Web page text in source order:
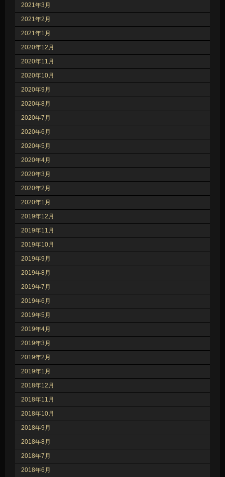
2021年3月
2021年2月
2021年1月
2020年12月
2020年11月
2020年10月
2020年9月
2020年8月
2020年7月
2020年6月
2020年5月
2020年4月
2020年3月
2020年2月
2020年1月
2019年12月
2019年11月
2019年10月
2019年9月
2019年8月
2019年7月
2019年6月
2019年5月
2019年4月
2019年3月
2019年2月
2019年1月
2018年12月
2018年11月
2018年10月
2018年9月
2018年8月
2018年7月
2018年6月